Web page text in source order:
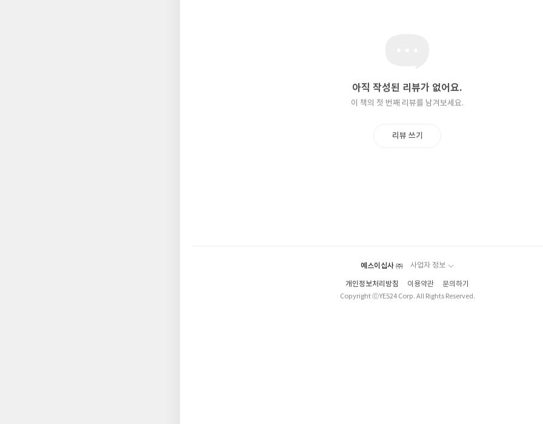
아직 작성된 리뷰가 없어요.
이 책의 첫 번째 리뷰를 남겨보세요.
리뷰 쓰기
예스이십사 ㈜ 사업자 정보
개인정보처리방침 이용약관
문의하기
Copyright ⓒYES24 Corp. All Rights Reserved.